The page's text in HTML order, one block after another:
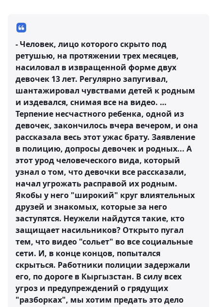
- Человек, лицо которого скрыто под
ретушью, на протяжении трех месяцев,
насиловал в извращенной форме двух
девочек 13 лет. Регулярно запугивал,
шантажировал чувствами детей к родным
и издевался, снимая все на видео. …
Терпение несчастного ребенка, одной из
девочек, закончилось вчера вечером, и она
рассказала весь этот ужас брату. Заявление
в полицию, допросы девочек и родных... А
этот урод человеческого вида, который
узнал о том, что девочки все рассказали,
начал угрожать расправой их родным.
Якобы у него "широкий" круг влиятельных
друзей и знакомых, которые за него
заступятся. Неужели найдутся такие, кто
защищает насильников? Открыто пугал
тем, что видео "сольет" во все социальные
сети. И, в конце концов, попытался
скрыться. Работники полиции задержали
его, по дороге в Кыргызстан. В силу всех
угроз и предупреждений о грядущих
"разборках", мы хотим предать это дело